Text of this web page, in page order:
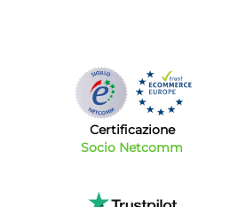
Certificazione
Socio Netcomm